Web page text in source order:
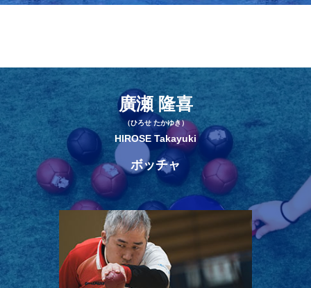
廣瀬 隆喜
（ひろせ たかゆき）
HIROSE Takayuki
ボッチャ